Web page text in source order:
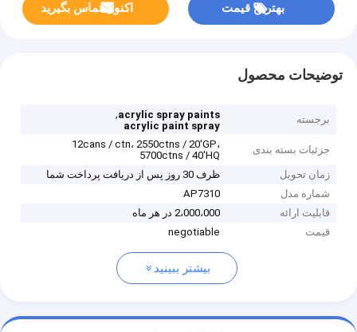
بهترین قیمت اکنون تماس بگیرید
توضیحات محصول
برجسته acrylic spray paints
,
acrylic paint spray
جزئیات بسته بندی
12cans / ctn، 2550ctns / 20'GP،
5700ctns / 40'HQ
زمان تحویل
ظرف 30 روز پس از دریافت پرداخت شما
شماره مدل
AP7310
قابلیت ارائه
2،000،000 در هر ماه
قیمت
negotiable
بیشتر ببینید